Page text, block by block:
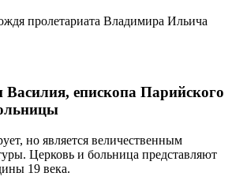
пролетариата Владимира Ильича
Василия, епископа Парийского
но является величественным
Церковь и больница представляют
19 века.